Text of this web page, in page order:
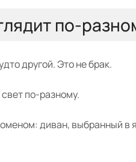
по-
другой. Это не брак.
по-разному.
диван, выбранный в